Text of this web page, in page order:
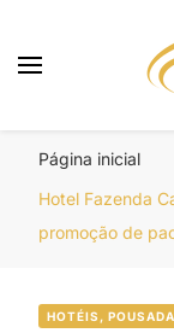
Página inicial
Hotel Fazenda
promoção de
HOTÉIS,